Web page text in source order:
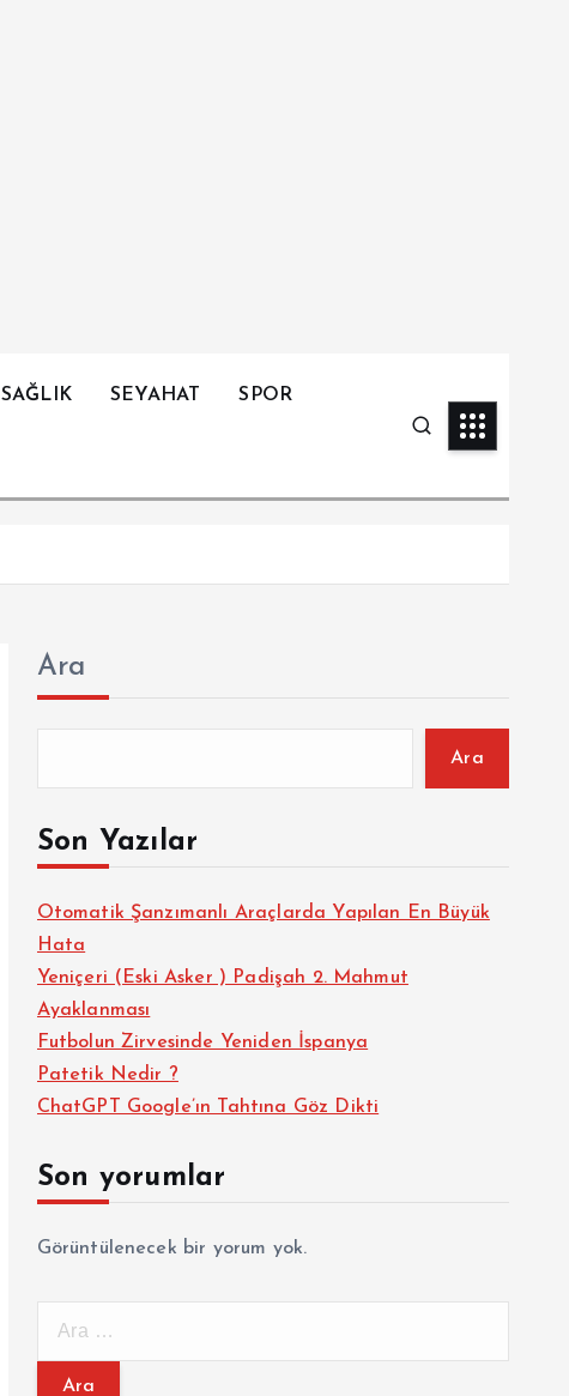
SAĞLIK SEYAHAT SPOR
Ara
Ara
Son Yazılar
Otomatik Şanzımanlı Araçlarda Yapılan En Büyük
Hata
Yeniçeri (Eski Asker ) Padişah 2. Mahmut
Ayaklanması
Futbolun Zirvesinde Yeniden İspanya
Patetik Nedir ?
ChatGPT Google’ın Tahtına Göz Dikti
Son yorumlar
Görüntülenecek bir yorum yok.